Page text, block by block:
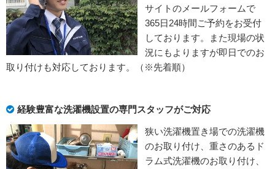
サイトのメールフォームで
365日24時間ご予約をお受付
しております。また現場の状
況にもよりますが即日でのお
取り付けも対応しております。（※先着順）
経験豊富な洗濯機設置の専門スタッフがご対応
狭い洗濯機置き場での洗濯機
のお取り付け、重さのあるド
ラム式洗濯機のお取り付け、